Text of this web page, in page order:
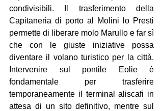
condivisibili. Il trasferimento della
Capitaneria di porto al Molini lo Presti
permette di liberare molo Marullo e far sì
che con le giuste iniziative possa
diventare il volano turistico per la città.
Intervenire sul pontile Eolie è
fondamentale per trasferire
temporaneamente il terminal aliscafi in
attesa di un sito definitivo, mentre sul